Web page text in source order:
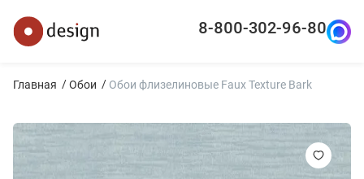
8-800-302-96-80
Главная Обои Обои флизелиновые Faux Texture Bark